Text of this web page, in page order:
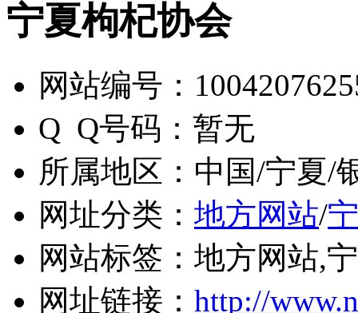
宁夏枸杞协会
网站编号：
Q Q号码： 暂无
所属地区： 中国/宁夏/
网址分类： 地方网站/
网站标签： 地方网站,
网址链接： http://